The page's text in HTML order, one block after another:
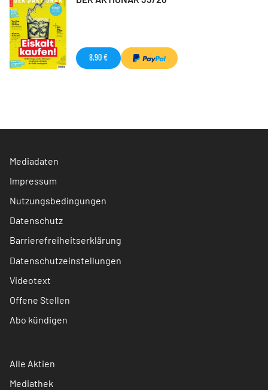
8,90 €
Mediadaten
Impressum
Nutzungsbedingungen
Datenschutz
Barrierefreiheitserklärung
Datenschutzeinstellungen
Videotext
Offene Stellen
Abo kündigen
Alle Aktien
Mediathek